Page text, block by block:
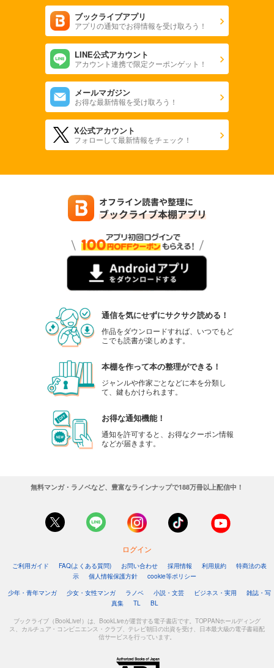
18禁のつくりかた 22
18禁のつくりかた 23
18禁のつくりかた 24
18禁のつくりかた 25
18禁のつくりかた 26
18禁のつくりかた 29
18禁のつくりかた 30
18禁のつくりかた 32
18禁のつくりかた 33
18禁のつくりかた 34
18禁のつくりかた 35
18禁のつくりかた 37
18禁のつくりかた 39
18禁のつくりかた 40
18禁のつくりかた 42
18禁のつくりかた 43
18禁のつくりかた 44
ブックライブアプリ
アプリの通知でお得情報を受け取ろう！
LINE公式アカウント
アカウント連携で限定クーポンゲット！
メールマガジン
お得な最新情報を受け取ろう！
X公式アカウント
フォローして最新情報をチェック！
通信を気にせずにサクサク読める！
作品をダウンロードすれば、いつでもど
こでも読書が楽しめます。
本棚を作って本の整理ができる！
ジャンルや作家ごとなどに本を分類し
て、鍵もかけられます。
お得な通知機能！
通知を許可すると、お得なクーポン情報
などが届きます。
無料マンガ・ラノベなど、豊富なラインナップで188万冊以上配信中！
ログイン
ご利用ガイド FAQ(よくある質問) お問い合わせ 採用情報 利用規約
特商法の表
示
個人情報保護方針
cookie等ポリシー
少年・青年マンガ
少女・女性マンガ ラノベ 小説・文芸 ビジネス・実用
雑誌・写
真集
TL BL
ブックライブ（BookLive!）は、BookLiveが運営する電子書店です。TOPPANホールディング
ス、カルチュア・コンビニエンス・クラブ、テレビ朝日の出資を受け、日本最大級の電子書籍配
信サービスを行っています。